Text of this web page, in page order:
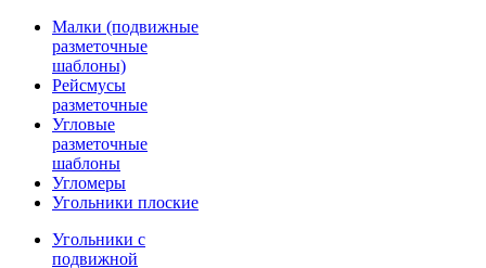
Малки (подвижные
разметочные
шаблоны)
Рейсмусы
разметочные
Угловые
разметочные
шаблоны
Угломеры
Угольники плоские
Угольники с
подвижной